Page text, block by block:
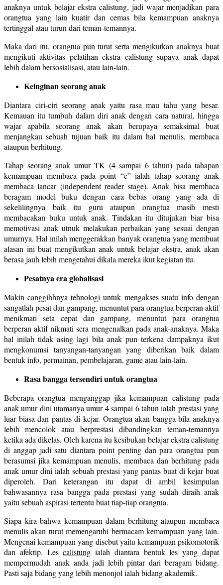
anaknya untuk belajar ekstra calistung, jadi wajar menjadikan para
orangtua yang lain kuatir dan cemas bila kemampuan anaknya
tertinggal atau turun dari teman-temannya.
Maka dari itu, orangtua pun turut serta mengikutkan anaknya buat
mengikuti aktivitas pelatihan ekstra calistung supaya anak dapat
lebih dalam bersosialisasi, atau lain-lain.
Keinginan seorang anak
Diantara ciri-ciri seorang anak yaitu rasa mau tahu yang besar.
Kemauan itu tumbuh dalam diri anak dengan cara natural, hingga
wajar apabila seorang anak akan berupaya semaksimal buat
menjangkau sebuah tujuan baik itu dalam hal menulis, membaca
ataupun berhitung.
Tahap seorang anak umur TK (4 sampai 6 tahun) pada tahapan
kemampuan membaca pada point “e” ialah tahap seorang anak
membaca lancar (independent reader stage). Anak bisa membaca
beragam model buku dengan cara bebas orang yang ada di
sekelilingnya baik itu guru ataupun orangtua masih mesti
membacakan buku untuk anak. Tindakan itu ditujukan biar bisa
memotivasi anak utnuk melakukan perbaikan yang sesuai dengan
umurnya. Hal inilah menggerakkan banyak orangtua yang membuat
alasan ini buat mengikutkan anak untuk belajar ekstra, anak akan
berasa jauh lebih mengetahui dikala mereka ikut kegiatan itu.
Pesatnya era globalisasi
Makin canggihhnya tehnologi untuk mengakses suatu info dengan
sangatlah pesat dan gampang, menuntut para orangtua berperan aktif
menikmati seta cepat dan gampang, menuntut para orangtua
berperan aktif nikmati sera mengenalkan pada anak-anaknya. Maka
hal inilah tidak asing lagi bila anak pun terkena dampaknya ikut
mengkonumsi tanyangan-tanyangan yang diberikan baik dalam
bentuk info, permainan, pembelajaran, game atau lain-lain.
Rasa bangga tersendiri untuk orangtua
Beberapa orangtua menganggap jika kemampuan calistung pada
anak umur dini utamanya umur 4 sampai 6 tahun ialah prestasi yang
luar biasa dan pantas di kejar. Orangtua akan bangga bila anaknya
lebih mencolok atau berprestasi dibandingkan teman-temannya
ketika ada dikelas. Oleh karena itu kesibukan belajar ekstra calistung
di anggap jadi satu diantara point penting dan para orangtua pun
berasumsi jika kemampuan menulis, membaca dan berhitung pada
anak umur dini ialah sebuah prestasi yang pantas buat di kejar buat
diperoleh. Dari keterangan itu dapat di ambil kesimpulan
bahwasannya rasa bangga pada prestasi yang sudah diraih anak
yaitu sebuah aspirasi tertentu buat tiap-tiap orangtua.
Siapa kira bahwa kemampuan dalam berhitung ataupun membaca
menulis akan turut memengaruhi bermacam kemampuan yang lain.
Mengenai kemampuan yang disebut yaitu kemampuan psikomotorik
dan afektip. Lescalistung ialah diantara bentuk les yang dapat
mempermudah anak anda jadi lebih pintar dari beragam bidang.
Pasti saja bidang yang lebih menonjol ialah bidang akademik.